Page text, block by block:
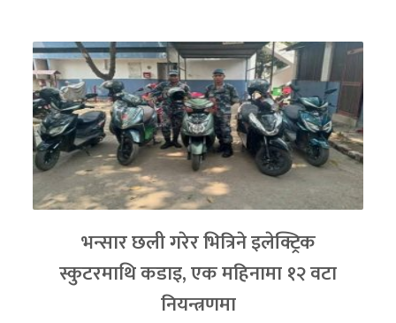
भन्सार छली गरेर भित्रिने इलेक्ट्रिक
स्कुटरमाथि कडाइ, एक महिनामा १२ वटा
नियन्त्रणमा